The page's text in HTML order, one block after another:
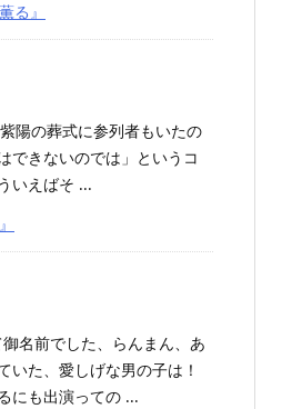
る』
陽の葬式に参列者もいたの
できないのでは」というコ
いえばそ ...
名前でした、らんまん、あ
いた、愛しげな男の子は！
にも出演っての ...